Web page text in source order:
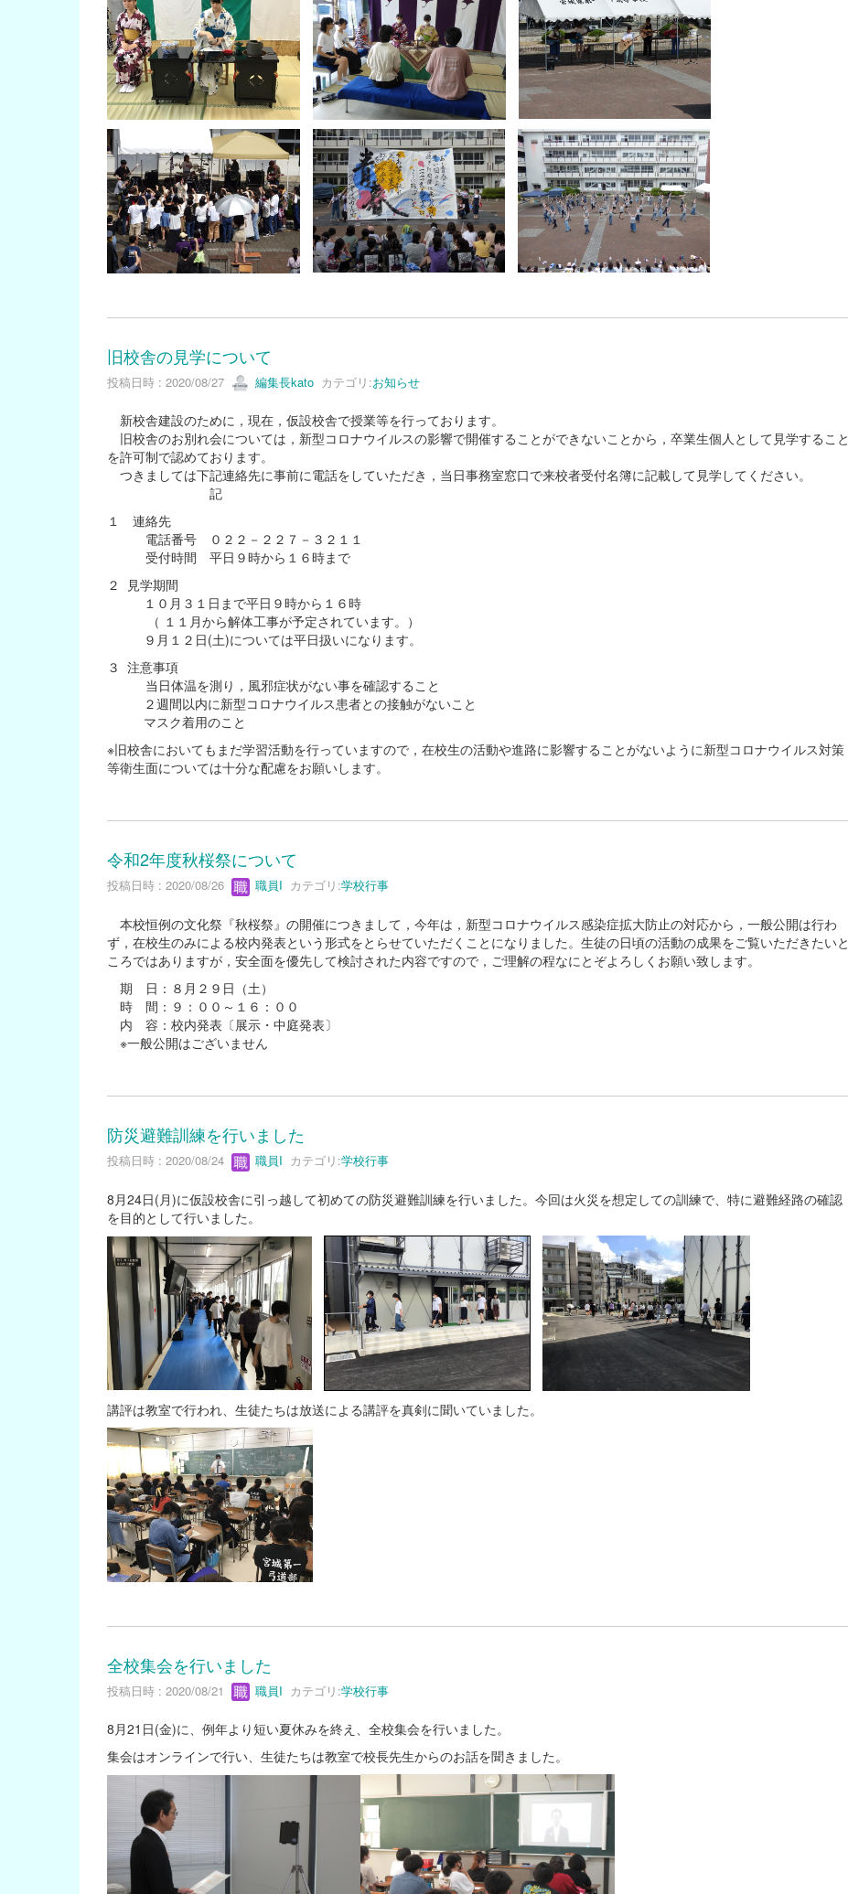
旧校舎の見学について
投稿日時 : 2020/08/27 編集長kato カテゴリ:お知らせ
新校舎建設のために，現在，仮設校舎で授業等を行っております。
旧校舎のお別れ会については，新型コロナウイルスの影響で開催することができないことから，卒業生個人として見学すること
を許可制で認めております。
つきましては下記連絡先に事前に電話をしていただき，当日事務室窓口で来校者受付名簿に記載して見学してください。
記
１ 連絡先
電話番号 ０２２－２２７－３２１１
受付時間 平日９時から１６時まで
２ 見学期間
１０月３１日まで平日９時から１６時
（ １１月から解体工事が予定されています。）
９月１２日(土)については平日扱いになります。
３ 注意事項
当日体温を測り，風邪症状がない事を確認すること
２週間以内に新型コロナウイルス患者との接触がないこと
マスク着用のこと
※旧校舎においてもまだ学習活動を行っていますので，在校生の活動や進路に影響することがないように新型コロナウイルス対策
等衛生面については十分な配慮をお願いします。
令和2年度秋桜祭について
投稿日時 : 2020/08/26 職員I カテゴリ:学校行事
本校恒例の文化祭『秋桜祭』の開催につきまして，今年は，新型コロナウイルス感染症拡大防止の対応から，一般公開は行わ
ず，在校生のみによる校内発表という形式をとらせていただくことになりました。生徒の日頃の活動の成果をご覧いただきたいと
ころではありますが，安全面を優先して検討された内容ですので，ご理解の程なにとぞよろしくお願い致します。
期 日：８月２９日（土）
時 間：９：００～１６：００
内 容：校内発表〔展示・中庭発表〕
※一般公開はございません
防災避難訓練を行いました
投稿日時 : 2020/08/24 職員I カテゴリ:学校行事
8月24日(月)に仮設校舎に引っ越して初めての防災避難訓練を行いました。今回は火災を想定しての訓練で、特に避難経路の確認
を目的として行いました。
講評は教室で行われ、生徒たちは放送による講評を真剣に聞いていました。
全校集会を行いました
投稿日時 : 2020/08/21 職員I カテゴリ:学校行事
8月21日(金)に、例年より短い夏休みを終え、全校集会を行いました。
集会はオンラインで行い、生徒たちは教室で校長先生からのお話を聞きました。